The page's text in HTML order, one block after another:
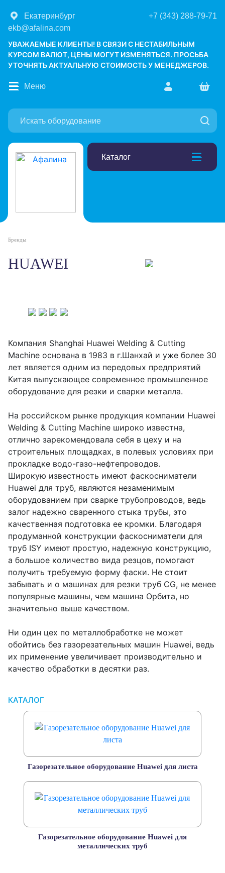
Екатеринбург
+7 (343) 288-79-71
ekb@afalina.com
УВАЖАЕМЫЕ КЛИЕНТЫ! В СВЯЗИ С НЕСТАБИЛЬНЫМ
КУРСОМ ВАЛЮТ, ЦЕНЫ МОГУТ ИЗМЕНЯТЬСЯ. ПРОСЬБА
УТОЧНЯТЬ АКТУАЛЬНУЮ СТОИМОСТЬ У МЕНЕДЖЕРОВ.
Каталог
Меню
Бренды
HUAWEI
Компания Shanghai Huawei Welding & Cutting
Machine основана в 1983 в г.Шанхай и уже более 30
лет является одним из передовых предприятий
Китая выпускающее современное промышленное
оборудование для резки и сварки металла.
На российском рынке продукция компании Huawei
Welding & Cutting Machine широко известна,
отлично зарекомендовала себя в цеху и на
строительных площадках, в полевых условиях при
прокладке водо-газо-нефтепроводов.
Широкую известность имеют фаскосниматели
Huawei для труб, являются незаменимым
оборудованием при сварке трубопроводов, ведь
залог надежно сваренного стыка трубы, это
качественная подготовка ее кромки. Благодаря
продуманной конструкции фаскосниматели для
труб ISY имеют простую, надежную конструкцию,
а большое количество вида резцов, помогают
получить требуемую форму фаски. Не стоит
забывать и о машинах для резки труб CG, не менее
популярные машины, чем машина Орбита, но
значительно выше качеством.
Ни один цех по металлобработке не может
обойтись без газорезательных машин Huawei, ведь
их применение увеличивает производительно и
качество обработки в десятки раз.
КАТАЛОГ
Газорезательное оборудование Huawei для листа
Газорезательное оборудование Huawei для
металлических труб